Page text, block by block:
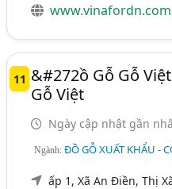
11 &#272ồ Gỗ Gỗ
Gỗ Việt
Ngày cập nhật gần
Ngành:ĐỒ GỖ XUẤT KHẨU -
ấp 1, Xã An Điền, Thị